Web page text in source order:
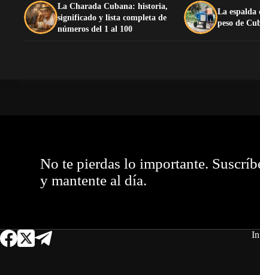
La Charada Cubana: historia,
significado y lista completa de
números del 1 al 100
La espalda
peso de
No te pierdas lo importante.
y mantente al día.